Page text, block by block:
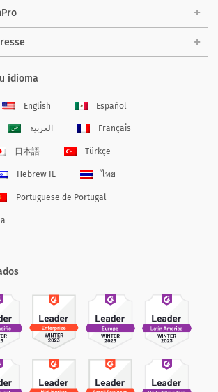
idioma
English Español
العربية Français
日本語 Türkçe
Hebrew IL ไทย
Portuguese de Portugal